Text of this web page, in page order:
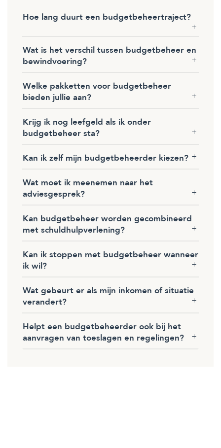
Hoe lang duurt een budgetbeheertraject?
Wat is het verschil tussen budgetbeheer en
bewindvoering?
Welke pakketten voor budgetbeheer
bieden jullie aan?
Krijg ik nog leefgeld als ik onder
budgetbeheer sta?
Kan ik zelf mijn budgetbeheerder kiezen?
Wat moet ik meenemen naar het
adviesgesprek?
Kan budgetbeheer worden gecombineerd
met schuldhulpverlening?
Kan ik stoppen met budgetbeheer wanneer
ik wil?
Wat gebeurt er als mijn inkomen of situatie
verandert?
Helpt een budgetbeheerder ook bij het
aanvragen van toeslagen en regelingen?